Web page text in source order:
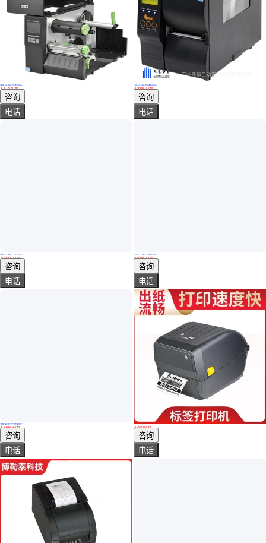
TSC MH841标签打印条码机 600dpi热转印打印机 高速处理器
真实性已核验
￥ 1 .05万/台
江苏无锡
咨询
电话
TSC MF2410系列标签打印机 不干胶吊牌条码打印机二维码打印机
真实性已核验
￥4250.00/台
广东深圳
咨询
电话
RFID打印机 博思得POSTEKOX218条码打印机203dpi
真实性已核验
￥ 7180.00/台
陕西西安
咨询
电话
Argox立象DX-4200PLIUS不干胶铜版纸条码标签打印机 打码机
真实性已核验
￥5600 .00/台
江苏苏州
咨询
电话
cab热缩套管打印机 线号管条码机 电容器套管标签机
真实性已核验
￥8600 .00/台
广东深圳
咨询
电话
标签打印机 ZD888T ZP888CR 热转印标签 高效清晰 斑马
￥960.00/台
江苏南京
咨询
电话